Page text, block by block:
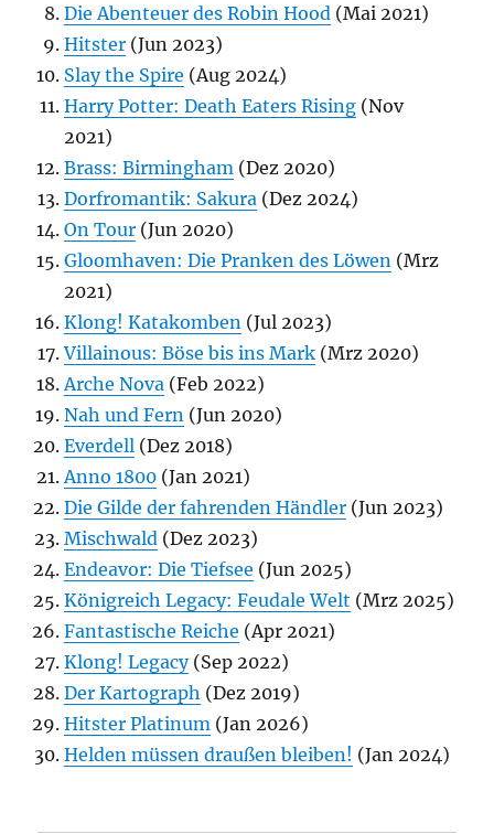
Die Abenteuer des Robin Hood (Mai 2021)
Hitster (Jun 2023)
Slay the Spire (Aug 2024)
Harry Potter: Death Eaters Rising (Nov
2021)
Brass: Birmingham (Dez 2020)
Dorfromantik: Sakura (Dez 2024)
On Tour (Jun 2020)
Gloomhaven: Die Pranken des Löwen (Mrz
2021)
Klong! Katakomben (Jul 2023)
Villainous: Böse bis ins Mark (Mrz 2020)
Arche Nova (Feb 2022)
Nah und Fern (Jun 2020)
Everdell (Dez 2018)
Anno 1800 (Jan 2021)
Die Gilde der fahrenden Händler (Jun 2023)
Mischwald (Dez 2023)
Endeavor: Die Tiefsee (Jun 2025)
Königreich Legacy: Feudale Welt (Mrz 2025)
Fantastische Reiche (Apr 2021)
Klong! Legacy(Sep 2022)
Der Kartograph (Dez 2019)
Hitster Platinum (Jan 2026)
Helden müssen draußen bleiben! (Jan 2024)